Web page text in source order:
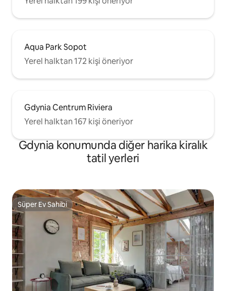
Aqua Park Sopot
Yerel halktan 172 kişi öneriyor
Gdynia Centrum Riviera
Yerel halktan 167 kişi öneriyor
Gdynia konumunda diğer harika kiralık
tatil yerleri
Süper Ev Sahibi
Süper Ev Sahibi